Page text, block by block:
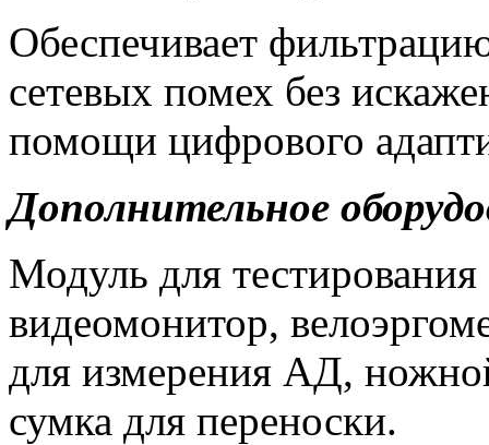
Обеспечивает
сетевых помех без
помощи цифрового
Дополнительное
Модуль для
видеомонитор,
для измерения АД,
сумка для переноски.